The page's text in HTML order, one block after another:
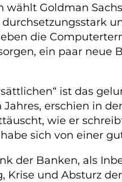
Goldman
die
ein paar
ist das
erschien in
wie er
sich von einer
der Banken, als
Krise und Absturz